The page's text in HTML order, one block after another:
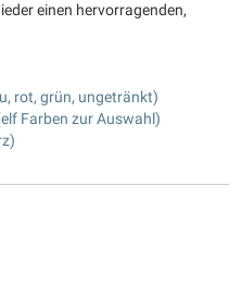
einen hervorragenden,
rot, grün, ungetränkt)
Farben zur Auswahl)